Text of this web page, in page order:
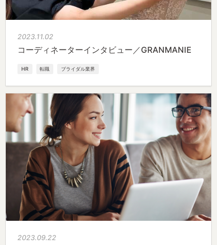
2023.11.02
コーディネーターインタビュー／GRANMANIE
HR 転職 ブライダル業界
2023.09.22